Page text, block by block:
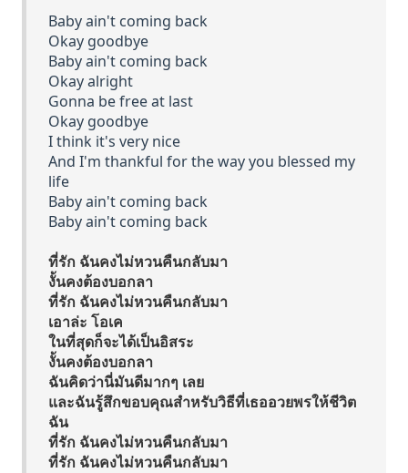
Baby ain't coming back
Okay goodbye
Baby ain't coming back
Okay alright
Gonna be free at last
Okay goodbye
I think it's very nice
And I'm thankful for the way you blessed my
life
Baby ain't coming back
Baby ain't coming back
ที่รัก ฉันคงไม่หวนคืนกลับมา
งั้นคงต้องบอกลา
ที่รัก ฉันคงไม่หวนคืนกลับมา
เอาล่ะ โอเค
ในที่สุดก็จะได้เป็นอิสระ
งั้นคงต้องบอกลา
ฉันคิดว่านี่มันดีมากๆ เลย
และฉันรู้สึกขอบคุณสำหรับวิธีที่เธออวยพรให้ชีวิต
ฉัน
ที่รัก ฉันคงไม่หวนคืนกลับมา
ที่รัก ฉันคงไม่หวนคืนกลับมา